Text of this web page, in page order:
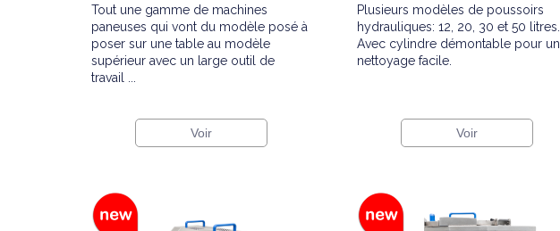
Tout une gamme de machines
paneuses qui vont du modèle posé à
poser sur une table au modèle
supérieur avec un large outil de
travail ...
Voir
Plusieurs modèles de poussoirs
hydrauliques: 12, 20, 30 et 50 litres.
Avec cylindre démontable pour un
nettoyage facile.
Voir